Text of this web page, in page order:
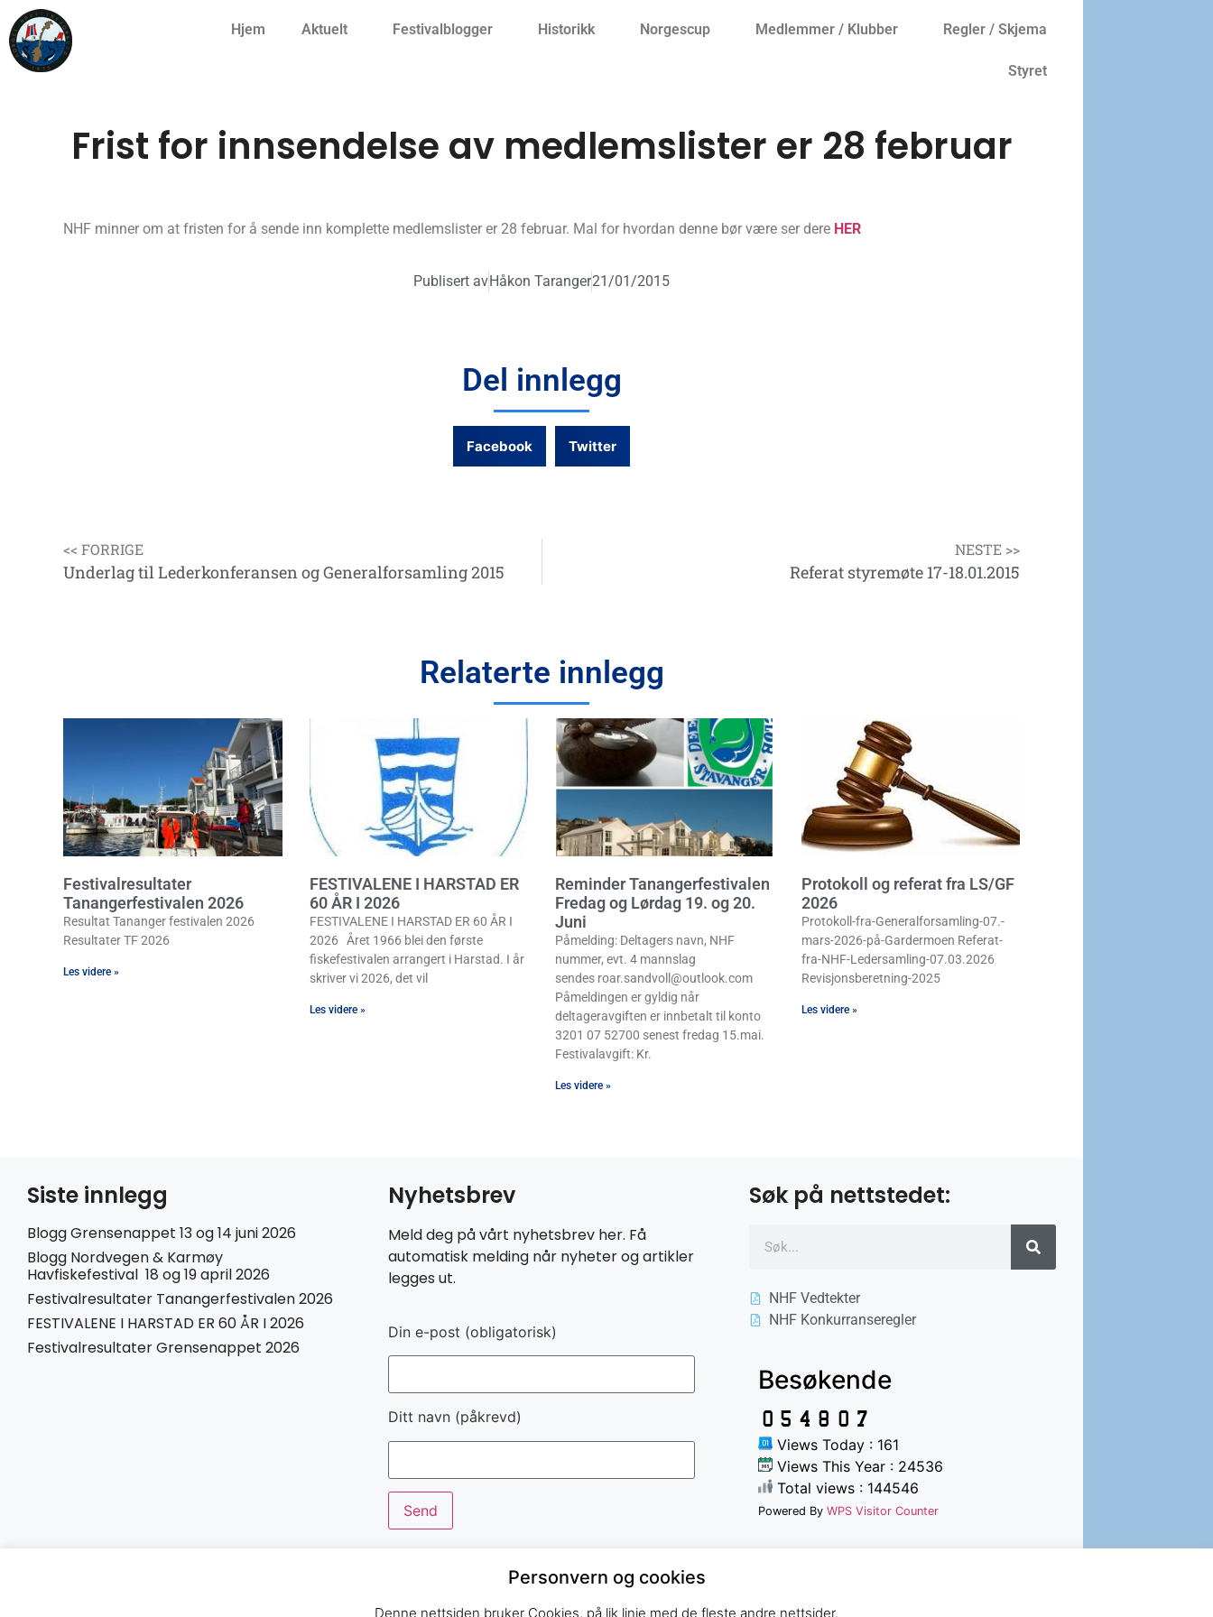
Hjem Aktuelt Festivalblogger Historikk Norgescup Medlemmer / Klubber Regler / Skjema
Styret
Frist for innsendelse av medlemslister er 28 februar
NHF minner om at fristen for å sende inn komplette medlemslister er 28 februar. Mal for hvordan denne bør være ser dere HER
Publisert avHåkon Taranger21/01/2015
Del innlegg
Facebook Twitter
<< FORRIGE
Underlag til Lederkonferansen og Generalforsamling 2015
NESTE >>
Referat styremøte 17-18.01.2015
Relaterte innlegg
Festivalresultater
Tanangerfestivalen 2026
Resultat Tananger festivalen 2026
Resultater TF 2026
Les videre »
FESTIVALENE I HARSTAD ER
60 ÅR I 2026
FESTIVALENE I HARSTAD ER 60 ÅR I
2026 Året 1966 blei den første
fiskefestivalen arrangert i Harstad. I år
skriver vi 2026, det vil
Les videre »
Reminder Tanangerfestivalen
Fredag og Lørdag 19. og 20.
Juni
Påmelding: Deltagers navn, NHF
nummer, evt. 4 mannslag
sendes roar.sandvoll@outlook.com
Påmeldingen er gyldig når
deltageravgiften er innbetalt til konto
3201 07 52700 senest fredag 15.mai.
Festivalavgift: Kr.
Les videre »
Protokoll og referat fra LS/GF
2026
Protokoll-fra-Generalforsamling-07.-
mars-2026-på-Gardermoen Referat-
fra-NHF-Ledersamling-07.03.2026
Revisjonsberetning-2025
Les videre »
Siste innlegg
Blogg Grensenappet 13 og 14 juni 2026
Blogg Nordvegen & Karmøy
Havfiskefestival 18 og 19 april 2026
Festivalresultater Tanangerfestivalen 2026
FESTIVALENE I HARSTAD ER 60 ÅR I 2026
Festivalresultater Grensenappet 2026
Nyhetsbrev
Meld deg på vårt nyhetsbrev her. Få
automatisk melding når nyheter og artikler
legges ut.
Din e-post (obligatorisk)
Ditt navn (påkrevd)
Søk på nettstedet:
NHF Vedtekter
NHF Konkurranseregler
Besøkende
Views Today : 161
Views This Year : 24536
Total views : 144546
Powered By WPS Visitor Counter
Personvern og cookies
Denne nettsiden bruker Cookies, på lik linje med de fleste andre nettsider.